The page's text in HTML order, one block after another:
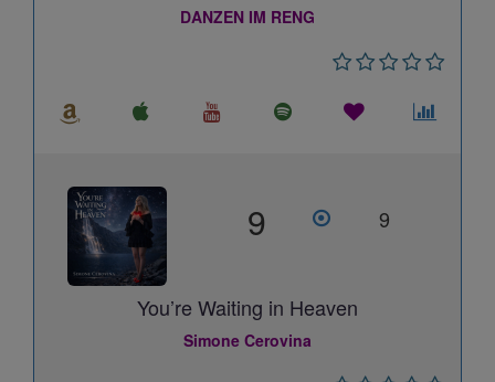
DANZEN IM RENG
9 9
You’re Waiting in Heaven
Simone Cerovina